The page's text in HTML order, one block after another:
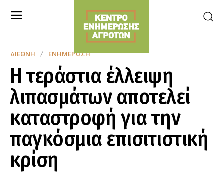
ΔΙΕΘΝΉ ΕΝΗΜΈΡΩΣΗ
Η τεράστια έλλειψη
λιπασμάτων αποτελεί
καταστροφή για την
παγκόσμια επισιτιστική
κρίση